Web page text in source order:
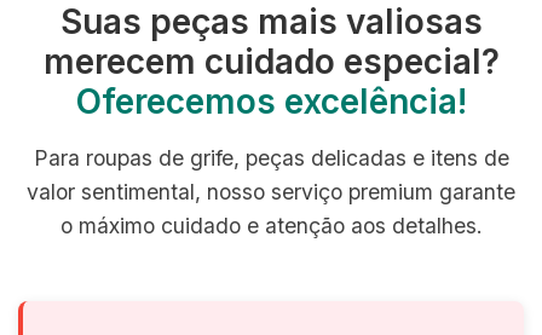
Suas peças mais valiosas
merecem cuidado especial?
Oferecemos excelência!
Para roupas de grife, peças delicadas e itens de
valor sentimental, nosso serviço premium garante
o máximo cuidado e atenção aos detalhes.